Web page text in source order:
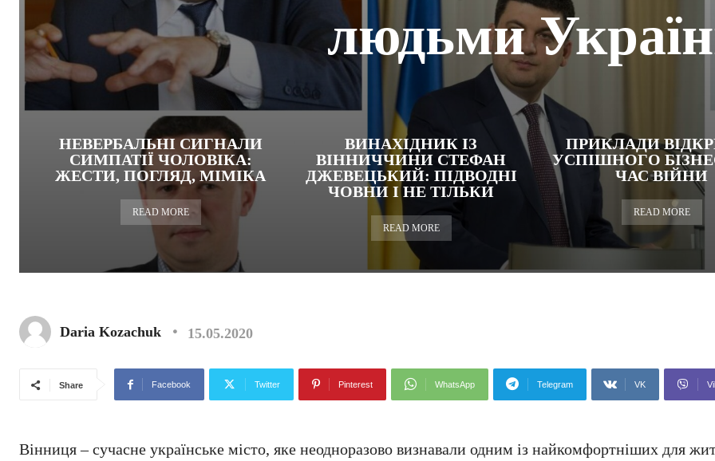
людьми
НЕВЕРБАЛЬНІ СИГНАЛИ
СИМПАТІЇ ЧОЛОВІКА:
ЖЕСТИ, ПОГЛЯД, МІМІКА
READ MORE
ВИНАХІДНИК ІЗ
ВІННИЧЧИНИ СТЕФАН
ДЖЕВЕЦЬКИЙ: ПІДВОДНІ
ЧОВНИ І НЕ ТІЛЬКИ
READ MORE
ПРИКЛАДИ
УСПІШНОГО
ЧАС ВІЙНИ
READ MORE
Daria Kozachuk 15.05.2020
Share Facebook Twitter Pinterest WhatsApp Telegram VK
Вінниця – сучасне українське місто, яке неодноразово визнавали одним із найкомфортніших для